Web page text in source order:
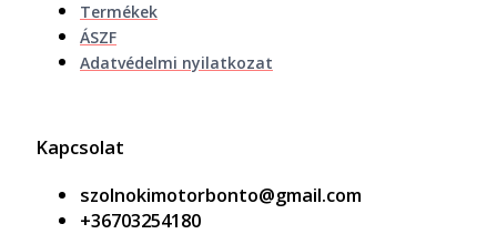
Termékek
ÁSZF
Adatvédelmi nyilatkozat
Kapcsolat
szolnokimotorbonto@gmail.com
+36703254180